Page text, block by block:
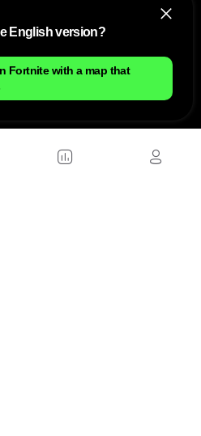
English version?
Fortnite with a map that